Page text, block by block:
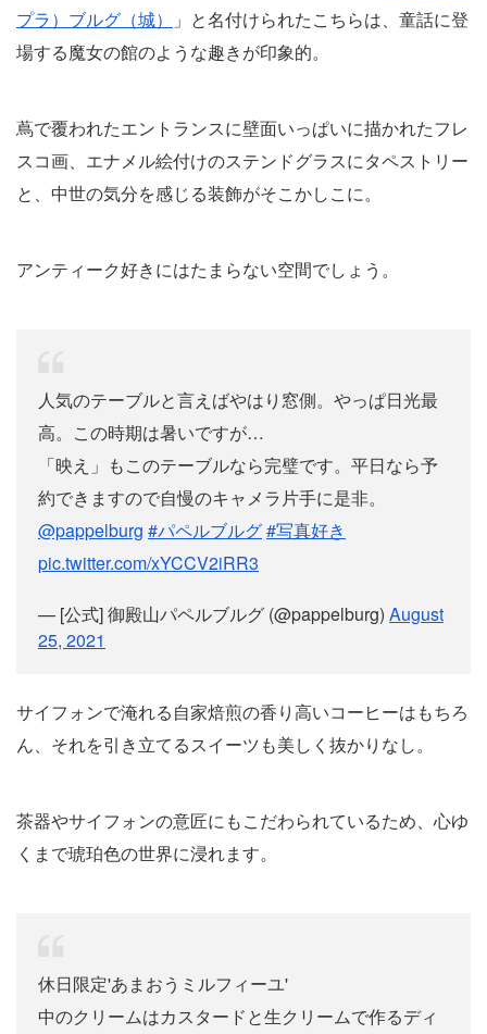
プラ）ブルグ（城）
」と名付けられたこちらは、童話に登
場する魔女の館のような趣きが印象的。
蔦で覆われたエントランスに壁面いっぱいに描かれたフレ
スコ画、エナメル絵付けのステンドグラスにタペストリー
と、中世の気分を感じる装飾がそこかしこに。
アンティーク好きにはたまらない空間でしょう。
人気のテーブルと言えばやはり窓側。やっぱ日光最
高。この時期は暑いですが…
「映え」もこのテーブルなら完璧です。平日なら予
約できますので自慢のキャメラ片手に是非。
@pappelburg #パペルブルグ#写真好き
pic.twitter.com/xYCCV2iRR3
— [公式] 御殿山パペルブルグ (@pappelburg) August
25, 2021
サイフォンで淹れる自家焙煎の香り高いコーヒーはもちろ
ん、それを引き立てるスイーツも美しく抜かりなし。
茶器やサイフォンの意匠にもこだわられているため、心ゆ
くまで琥珀色の世界に浸れます。
休日限定'あまおうミルフィーユ'
中のクリームはカスタードと生クリームで作るディ